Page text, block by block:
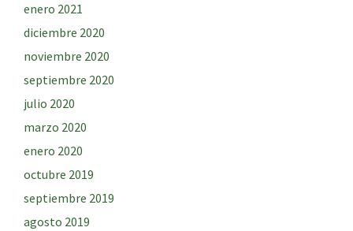
enero 2021
diciembre 2020
noviembre 2020
septiembre 2020
julio 2020
marzo 2020
enero 2020
octubre 2019
septiembre 2019
agosto 2019